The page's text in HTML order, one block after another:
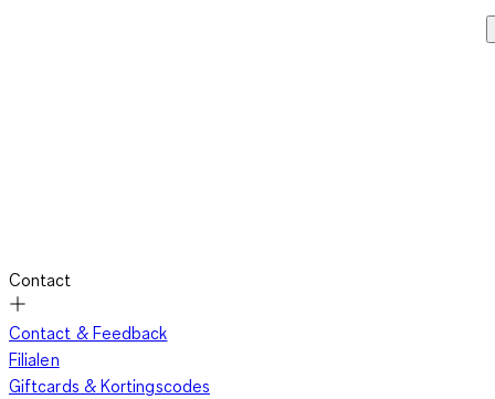
Contact
Contact & Feedback
Filialen
Giftcards & Kortingscodes